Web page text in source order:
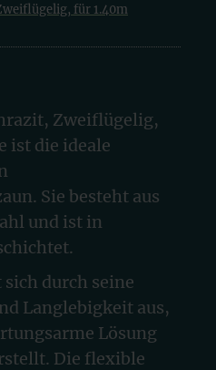
für 1.40m
Zweiflügelig,
ist die ideale
Sie besteht aus
und ist in
durch seine
Langlebigkeit aus,
Lösung
Die flexible